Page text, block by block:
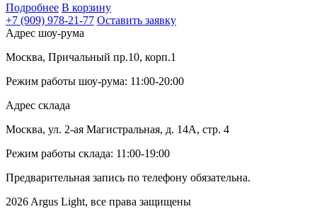
Подробнее В корзину
+7 (909) 978-21-77 Оставить заявку
Адрес шоу-рума
Москва, Причальный пр.10, корп.1
Режим работы шоу-рума: 11:00-20:00
Адрес склада
Москва, ул. 2-ая Магистральная, д. 14А, стр. 4
Режим работы склада: 11:00-19:00
Предварительная запись по телефону обязательна.
2026 Argus Light, все права защищены